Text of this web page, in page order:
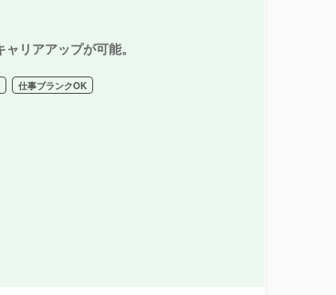
リアアップが可能。
仕事ブランクOK